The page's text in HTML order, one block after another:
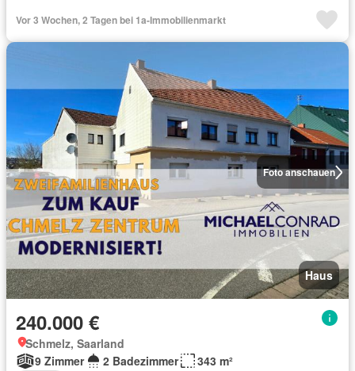
Vor 3 Wochen, 2 Tagen bei 1a-Immobilienmarkt
Foto anschauen
Haus
240.000 €
Schmelz, Saarland
9 Zimmer
2 Badezimmer
343 m²